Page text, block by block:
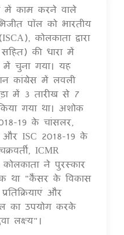
16 Jul 2020
में काम करने वाले
पॉल को भारतीय
कोलकाता द्वारा
की धारा में
में चुना गया। यह
कांग्रेस में लवली
में 3 तारीख से 7
गया था। अशोक
19 के चांसलर,
और ISC 2018-19 के
ICMR
ने पुरस्कार
था "कैंसर के विकास
और
का उपयोग करके
लक्ष्य"।